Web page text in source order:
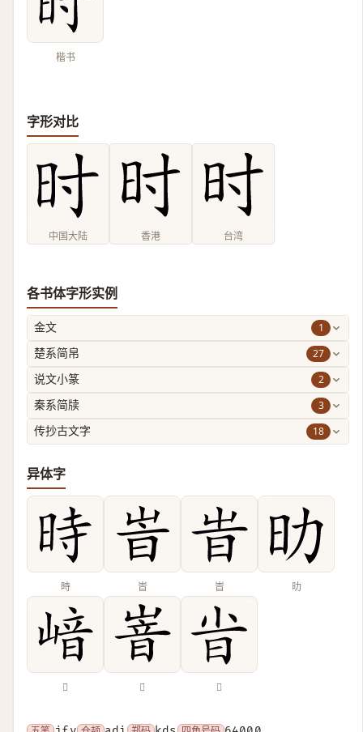
楷书
字形对比
中国大陆 香港 台湾
各书体字形实例
金文 1
楚系简帛 27
说文小篆 2
秦系简牍 3
传抄古文字 18
异体字
時 峕 旹 㫑
𡺈 𡺞 𣅱